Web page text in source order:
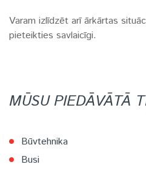
Varam izlīdzēt arī ārkārtas
pieteikties savlaicīgi.
MŪSU PIEDĀVĀTĀ
Būvtehnika
Busi